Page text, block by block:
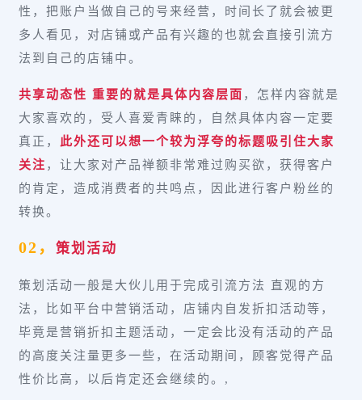
性，把账户当做自己的号来经营，时间长了就会被更
多人看见，对店铺或产品有兴趣的也就会直接引流方
法到自己的店铺中。
共享动态性 重要的就是具体内容层面 ，怎样内容就是
大家喜欢的，受人喜爱青睐的，自然具体内容一定要
真正，
此外还可以想一个较为浮夸的标题吸引住大家
关注 ，让大家对产品禅额非常难过购买欲，获得客户
的肯定，造成消费者的共鸣点，因此进行客户粉丝的
转换。
02， 策划活动
策划活动一般是大伙儿用于完成引流方法 直观的方
法，比如平台中营销活动，店铺内自发折扣活动等，
毕竟是营销折扣主题活动，一定会比没有活动的产品
的高度关注量更多一些，在活动期间，顾客觉得产品
性价比高，以后肯定还会继续的。,